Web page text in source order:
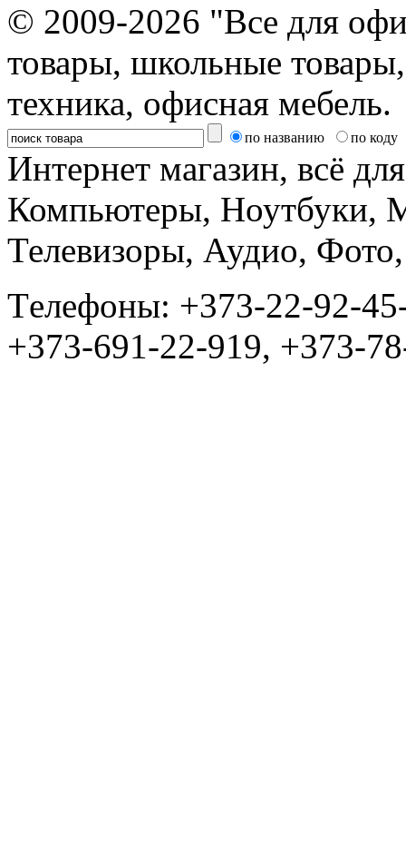
© 2009-2026 "Все для
товары, школьные
техника, офисная мебель.
по названию по коду
Интернет магазин, всё
Компьютеры, Ноутбуки,
Телевизоры, Аудио,
Tелефоны: +373-22-92-
+373-691-22-919, +373-